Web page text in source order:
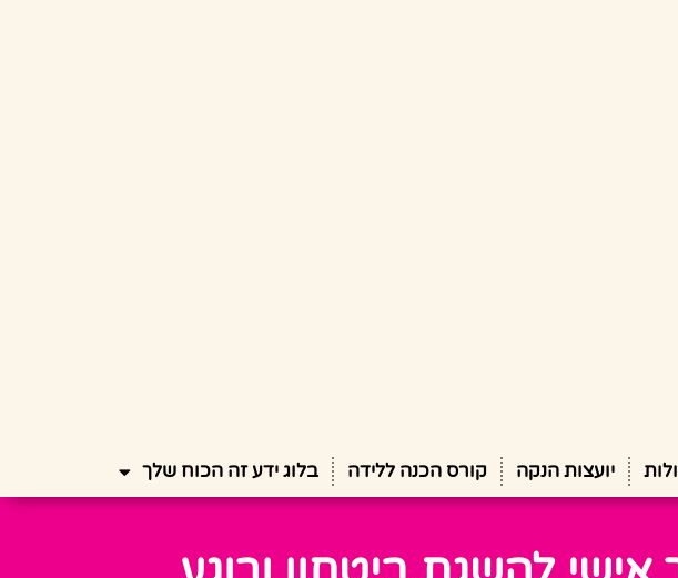
יועצות הנקה קורס הכנה ללידה בלוג ידע זה הכוח שלך